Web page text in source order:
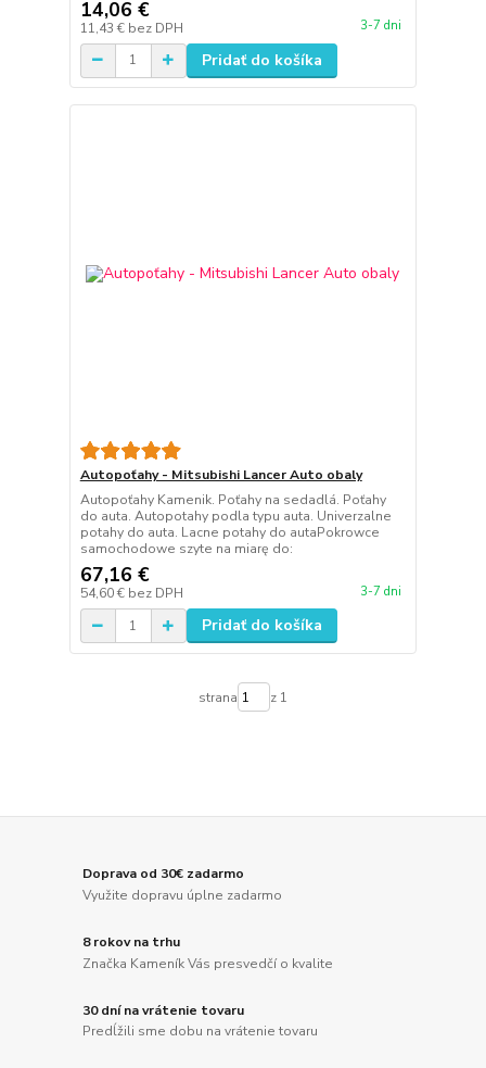
14,06 €
11,43 € bez DPH 3-7 dni
Pridať do košíka
Autopoťahy - Mitsubishi Lancer Auto obaly
Autopoťahy Kamenik. Poťahy na sedadlá. Poťahy
do auta. Autopotahy podla typu auta. Univerzalne
potahy do auta. Lacne potahy do autaPokrowce
samochodowe szyte na miarę do:
67,16 €
54,60 € bez DPH 3-7 dni
Pridať do košíka
strana z 1
Doprava od 30€ zadarmo
Využite dopravu úplne zadarmo
8 rokov na trhu
Značka Kameník Vás presvedčí o kvalite
30 dní na vrátenie tovaru
Predĺžili sme dobu na vrátenie tovaru